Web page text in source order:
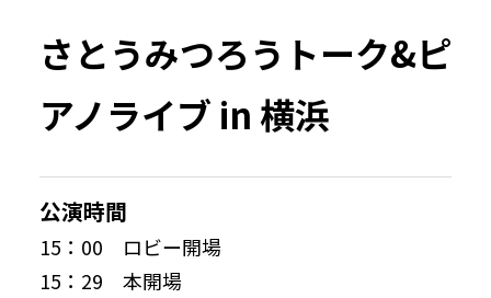
さとうみつろうトーク&ピ
アノライブ in 横浜
公演時間
15：00 ロビー開場
15：29 本開場